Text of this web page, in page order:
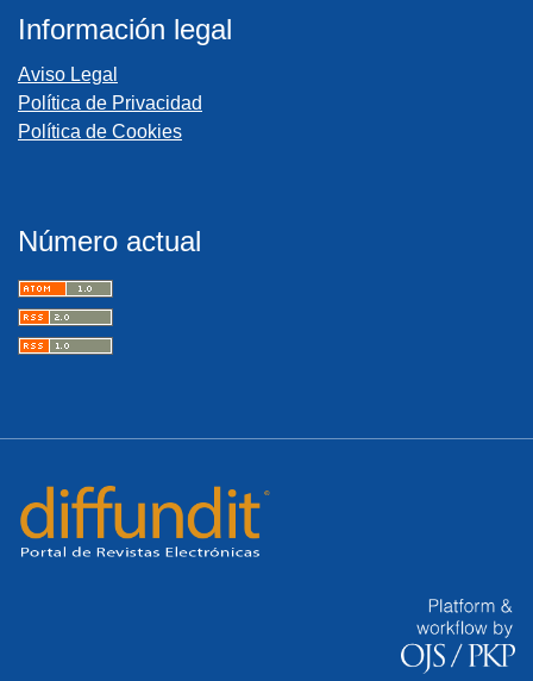
Información legal
Aviso Legal
Política de Privacidad
Política de Cookies
Número actual